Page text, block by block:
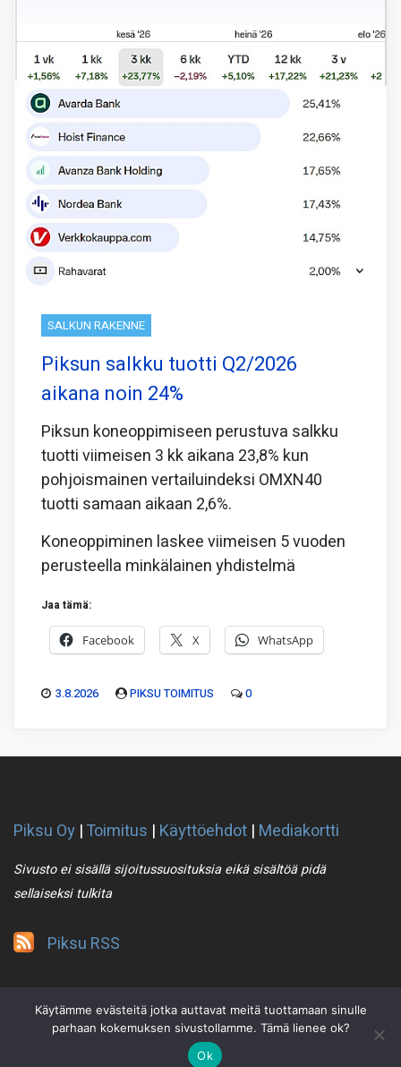
SALKUN RAKENNE
Piksun salkku tuotti Q2/2026
aikana noin 24%
Piksun koneoppimiseen perustuva salkku
tuotti viimeisen 3 kk aikana 23,8% kun
pohjoismainen vertailuindeksi OMXN40
tuotti samaan aikaan 2,6%.
Koneoppiminen laskee viimeisen 5 vuoden
perusteella minkälainen yhdistelmä
Jaa tämä:
Facebook X WhatsApp
3.8.2026 PIKSU TOIMITUS 0
Piksu Oy |Toimitus | Käyttöehdot | Mediakortti
Sivusto ei sisällä sijoitussuosituksia eikä sisältöä pidä
sellaiseksi tulkita
Piksu RSS
Käytämme evästeitä jotka auttavat meitä tuottamaan sinulle
parhaan kokemuksen sivustollamme. Tämä lienee ok?
Ok